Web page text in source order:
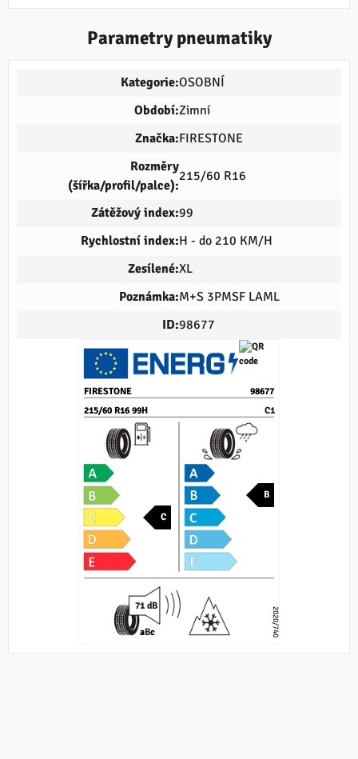
Parametry pneumatiky
Kategorie:OSOBNÍ
Období:Zimní
Značka:FIRESTONE
Rozměry
(šířka/profil/palce):
215/60 R16
Zátěžový index:99
Rychlostní index:H - do 210 KM/H
Zesílené:XL
Poznámka:M+S 3PMSF LAML
ID:98677
215/60 R16 99H
FIRESTONE 98677
C
B
71 dB
C1
2020/740
aBc